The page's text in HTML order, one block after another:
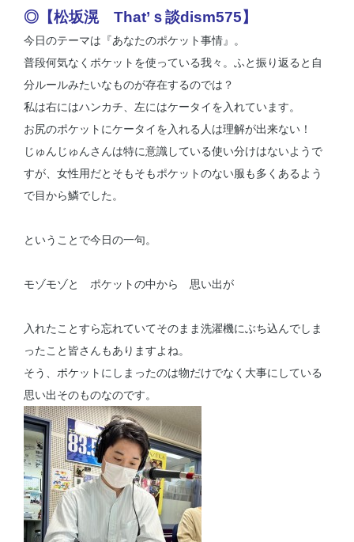
◎【松坂滉 That’ｓ談dism575】
今日のテーマは『あなたのポケット事情』。
普段何気なくポケットを使っている我々。ふと振り返ると自
分ルールみたいなものが存在するのでは？
私は右にはハンカチ、左にはケータイを入れています。
お尻のポケットにケータイを入れる人は理解が出来ない！
じゅんじゅんさんは特に意識している使い分けはないようで
すが、女性用だとそもそもポケットのない服も多くあるよう
で目から鱗でした。
ということで今日の一句。
モゾモゾと ポケットの中から 思い出が
入れたことすら忘れていてそのまま洗濯機にぶち込んでしま
ったこと皆さんもありますよね。
そう、ポケットにしまったのは物だけでなく大事にしている
思い出そのものなのです。